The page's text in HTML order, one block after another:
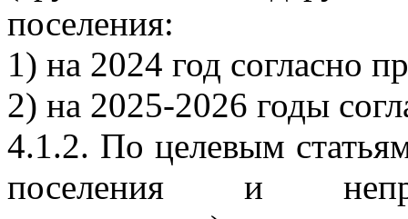
поселения:
1) на 2024 год согласно
2) на 2025-2026 годы
4.1.2. По целевым
поселения и